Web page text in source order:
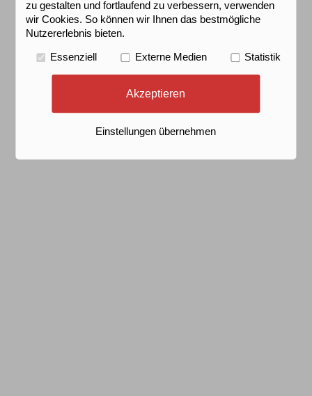
zu gestalten und fortlaufend zu verbessern, verwenden
wir Cookies. So können wir Ihnen das bestmögliche
Nutzererlebnis bieten.
Essenziell Externe Medien Statistik
Akzeptieren
Einstellungen übernehmen